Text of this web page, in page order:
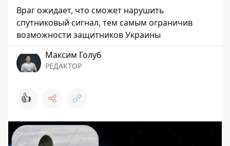
Враг ожидает, что сможет нарушить
спутниковый сигнал, тем самым ограничив
возможности защитников Украины
Максим Голуб
РЕДАКТОР
👍